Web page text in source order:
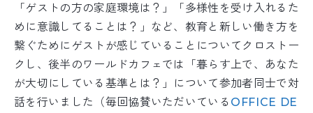
「ゲストの方の家庭環境は？」「多様性を受け入れるた
めに意識してることは？」など、教育と新しい働き方を
繋ぐためにゲストが感じていることについてクロストー
クし、後半のワールドカフェでは「暮らす上で、あなた
が大切にしている基準とは？」について参加者同士で対
話を行いました（毎回協賛いただいている OFFICE DE